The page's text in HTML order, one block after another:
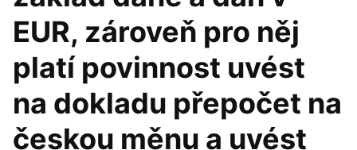
EUR, zároveň pro něj
platí povinnost uvést
na dokladu přepočet na
českou měnu a uvést